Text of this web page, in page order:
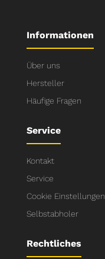
Informationen
Über uns
Hersteller
Häufige Fragen
Service
Kontakt
Service
Cookie Einstellungen
Selbstabholer
Rechtliches